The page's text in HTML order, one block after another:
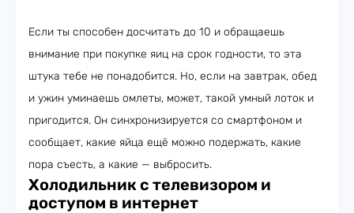
Если ты способен досчитать до 10 и обращаешь
внимание при покупке яиц на срок годности, то эта
штука тебе не понадобится. Но, если на завтрак, обед
и ужин уминаешь омлеты, может, такой умный лоток и
пригодится. Он синхронизируется со смартфоном и
сообщает, какие яйца ещё можно подержать, какие
пора съесть, а какие — выбросить.
Холодильник с телевизором и
доступом в интернет